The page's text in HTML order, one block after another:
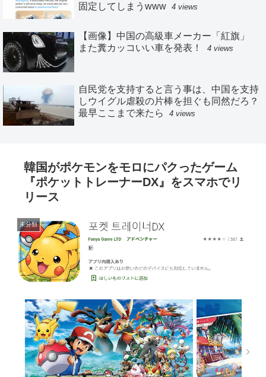
固定してしまうwww 4 views
【画像】中国の高級車メーカー「紅旗」
また糞カッコいい車を発表！
4 views
自民党を支持すると言う事は、中国を支持
しウイグル虐殺の片棒を担ぐも同然だろ？
最早ここまで来たら
4 views
韓国がポケモンをモロにパクったゲーム
『ポケットトレーナーDX』をスマホでリ
リース
未分類